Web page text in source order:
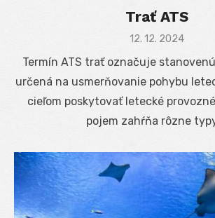
Trať ATS
Posted
12. 12. 2024
Termín ATS trať označuje
určená na usmerňovanie pohybu
cieľom poskytovať letecké
pojem zahŕňa rôzne